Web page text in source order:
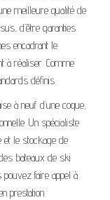
meilleure qualité de
d’être garanties.
encadrant le
à réaliser. Comme
définis.
à neuf d’une coque,
Un spécialiste
et le stockage de
bateaux de ski
pouvez faire appel à
prestation.